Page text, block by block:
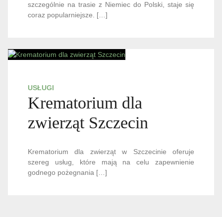
szczególnie na trasie z Niemiec do Polski, staje się
coraz popularniejsze. […]
USŁUGI
Krematorium dla
zwierząt Szczecin
Krematorium dla zwierząt w Szczecinie oferuje
szereg usług, które mają na celu zapewnienie
godnego pożegnania […]